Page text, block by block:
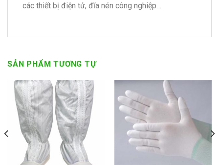
các thiết bị điện tử, đĩa nén công nghiệp…
SẢN PHẨM TƯƠNG TỰ